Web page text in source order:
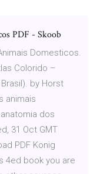
PDF - Skoob
Domesticos.
Colorido –
by Horst
animais
dos
31 Oct GMT
PDF Konig
4ed book you are